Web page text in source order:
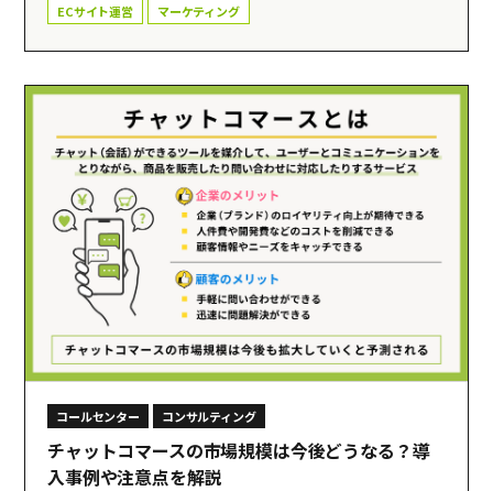
ECサイト運営 マーケティング
コールセンター コンサルティング
チャットコマースの市場規模は今後どうなる？導
入事例や注意点を解説